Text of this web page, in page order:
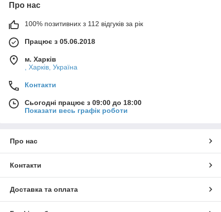
Про нас
100% позитивних з 112 відгуків за рік
Працює з 05.06.2018
м. Харків
, Харків, Україна
Контакти
Сьогодні працює з 09:00 до 18:00
Показати весь графік роботи
Про нас
Контакти
Доставка та оплата